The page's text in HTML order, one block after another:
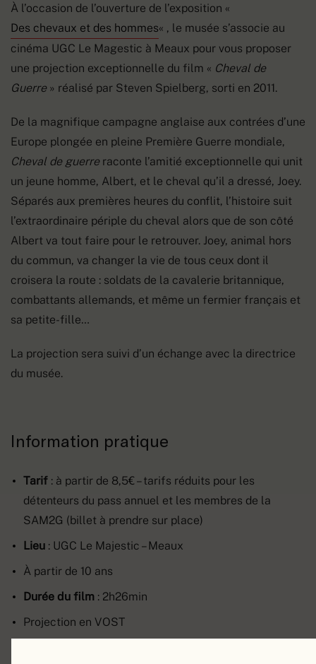
À l’occasion de l’ouverture de l’exposition «
Des chevaux et des hommes« , le musée s’associe au
cinéma UGC Le Magestic à Meaux pour vous proposer
une projection exceptionnelle du film « Cheval de
Guerre» réalisé par Steven Spielberg, sorti en 2011.
De la magnifique campagne anglaise aux contrées d’une
Europe plongée en pleine Première Guerre mondiale,
Cheval de guerreraconte l’amitié exceptionnelle qui unit
un jeune homme, Albert, et le cheval qu’il a dressé, Joey.
Séparés aux premières heures du conflit, l’histoire suit
l’extraordinaire périple du cheval alors que de son côté
Albert va tout faire pour le retrouver. Joey, animal hors
du commun, va changer la vie de tous ceux dont il
croisera la route : soldats de la cavalerie britannique,
combattants allemands, et même un fermier français et
sa petite-fille…
La projection sera suivi d’un échange avec la directrice
du musée.
Information pratique
Tarif : à partir de 8,5€ – tarifs réduits pour les
détenteurs du pass annuel et les membres de la
SAM2G (billet à prendre sur place)
Lieu : UGC Le Majestic – Meaux
À partir de 10 ans
Durée du film : 2h26min
Projection en VOST